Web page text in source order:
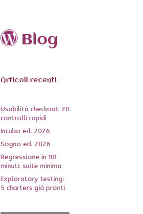
Blog
Articoli recenti
Usabilità checkout: 20
controlli rapidi
Incubo ed. 2026
Sogno ed. 2026
Regressione in 90
minuti: suite minima
Exploratory testing:
5 charters già pronti